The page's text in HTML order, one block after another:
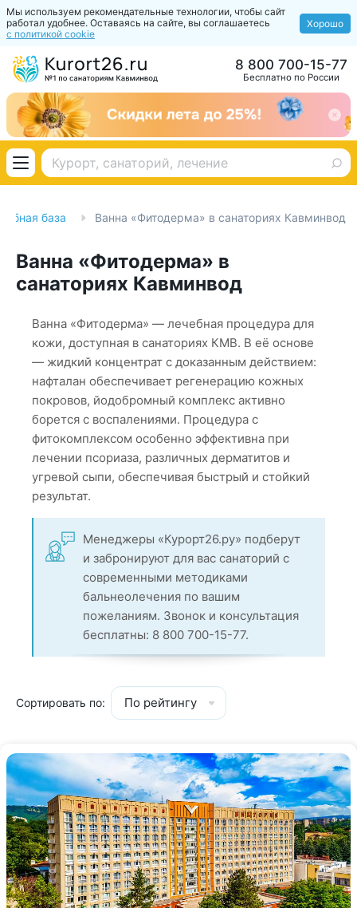
Мы используем рекомендательные технологии, чтобы сайт
работал удобнее. Оставаясь на сайте, вы соглашаетесь
с политикой cookie
Хорошо
Бесплатно по России
8 800 700-15-77
база Ванна «Фитодерма» в санаториях Кавминвод
Ванна «Фитодерма» в
санаториях Кавминвод
Ванна «Фитодерма» — лечебная процедура для
кожи, доступная в санаториях КМВ. В её основе
— жидкий концентрат с доказанным действием:
нафталан обеспечивает регенерацию кожных
покровов, йодобромный комплекс активно
борется с воспалениями. Процедура с
фитокомплексом особенно эффективна при
лечении псориаза, различных дерматитов и
угревой сыпи, обеспечивая быстрый и стойкий
результат.
Менеджеры «Курорт26.ру» подберут
и забронируют для вас санаторий с
современными методиками
бальнеолечения по вашим
пожеланиям. Звонок и консультация
бесплатны: 8 800 700-15-77.
Сортировать по: По рейтингу